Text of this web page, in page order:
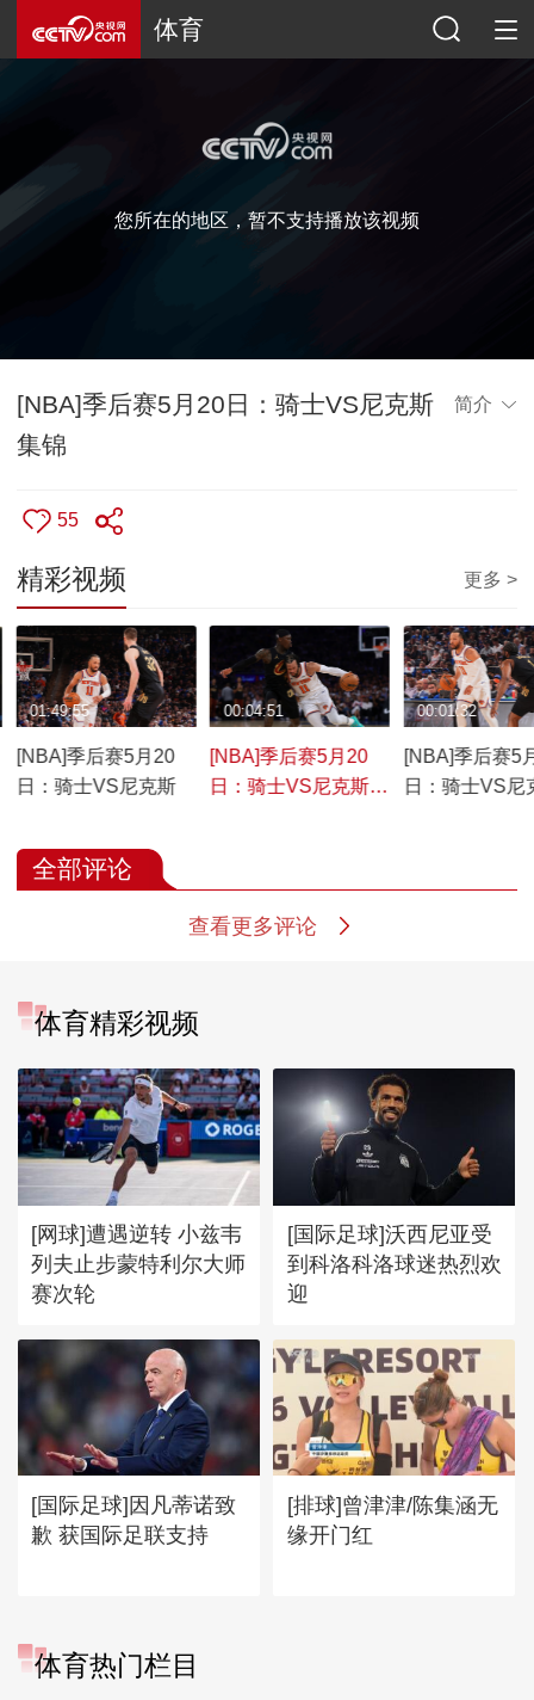
体育
您所在的地区，暂不支持播放该视频
[NBA]季后赛5月20日：骑士VS尼克斯
集锦
简介
55
精彩视频 更多 >
[NBA]季后赛5月20
日：骑士VS尼克斯
01:49:55
[NBA]季后赛5月20
日：骑士VS尼克斯
00:04:51
[NBA]季后赛5
日：骑士VS尼
00:01:32
全部评论
查看更多评论
体育精彩视频
[网球]遭遇逆转 小兹韦
列夫止步蒙特利尔大师
赛次轮
[国际足球]沃西尼亚受
到科洛科洛球迷热烈欢
迎
[国际足球]因凡蒂诺致
歉 获国际足联支持
[排球]曾津津/陈集涵无
缘开门红
体育热门栏目